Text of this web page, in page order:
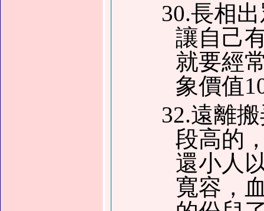
30.長相
讓自己
就要經
象價值
32.遠離
段高的
還小人
寬容，